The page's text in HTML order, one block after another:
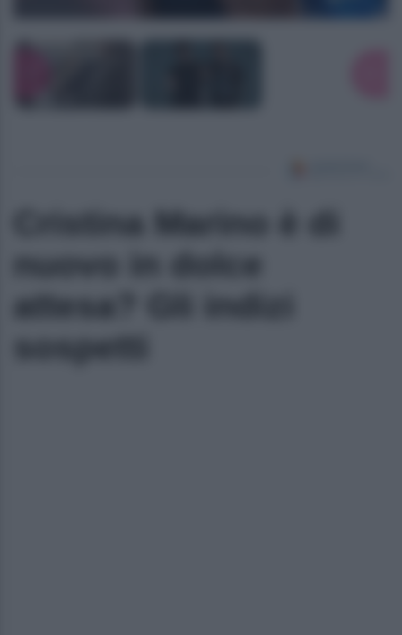
Cristina Marino è di
nuovo in dolce
attesa? Gli indizi
sospetti